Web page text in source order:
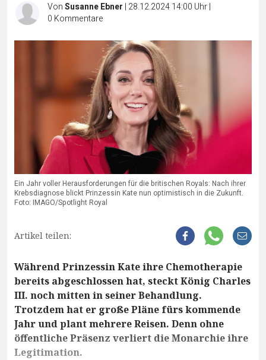
VonSusanne Ebner | 28.12.2024 14:00 Uhr|
0 Kommentare
Ein Jahr voller Herausforderungen für die britischen Royals: Nach ihrer
Krebsdiagnose blickt Prinzessin Kate nun optimistisch in die Zukunft.
Foto: IMAGO/Spotlight Royal
Artikel teilen:
Während Prinzessin Kate ihre Chemotherapie
bereits abgeschlossen hat, steckt König Charles
III. noch mitten in seiner Behandlung.
Trotzdem hat er große Pläne fürs kommende
Jahr und plant mehrere Reisen. Denn ohne
öffentliche Präsenz verliert die Monarchie ihre
Legitimation.